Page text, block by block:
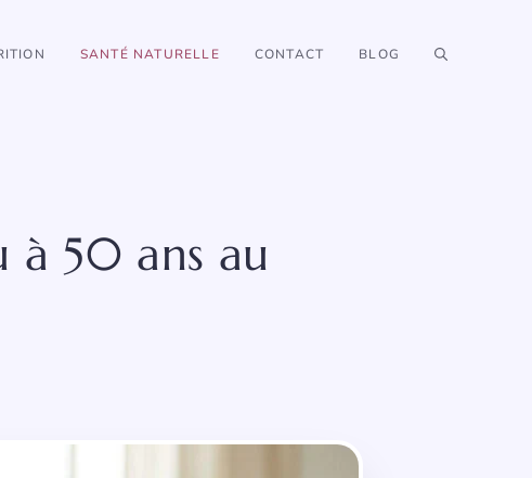
SANTÉ NATURELLE CONTACT BLOG
50 ans au